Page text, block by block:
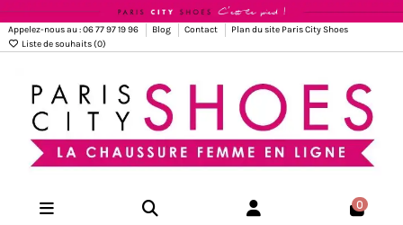
Appelez-nous au : 06 77 97 19 96 Blog Contact
Plan du site Paris City Shoes
Liste de souhaits (0)
0